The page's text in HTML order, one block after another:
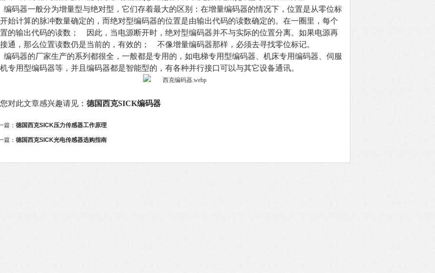
编码器一般分为增量型与绝对型，它们存着最大的区别：在增量编码器的情况下，位置是从零位标
始计算的脉冲数量确定的，而绝对型编码器的位置是由输出代码的读数确定的。在一圈里，每个
的输出代码的读数； 因此，当电源断开时，绝对型编码器并不与实际的位置分离。如果电源再
通，那么位置读数仍是当前的，有效的； 不像增量编码器那样，必须去寻找零位标记。
编码器的厂家生产的系列都很全，一般都是专用的，如电梯专用型编码器、机床专用编码器、伺服
专用型编码器等，并且编码器都是智能型的，有各种并行接口可以与其它设备通讯。
对此文章感兴趣请见： 德国西克SICK编码器
篇： 德国西克SICK压力传感器工作原理
篇： 德国西克SICK光电传感器选购指南